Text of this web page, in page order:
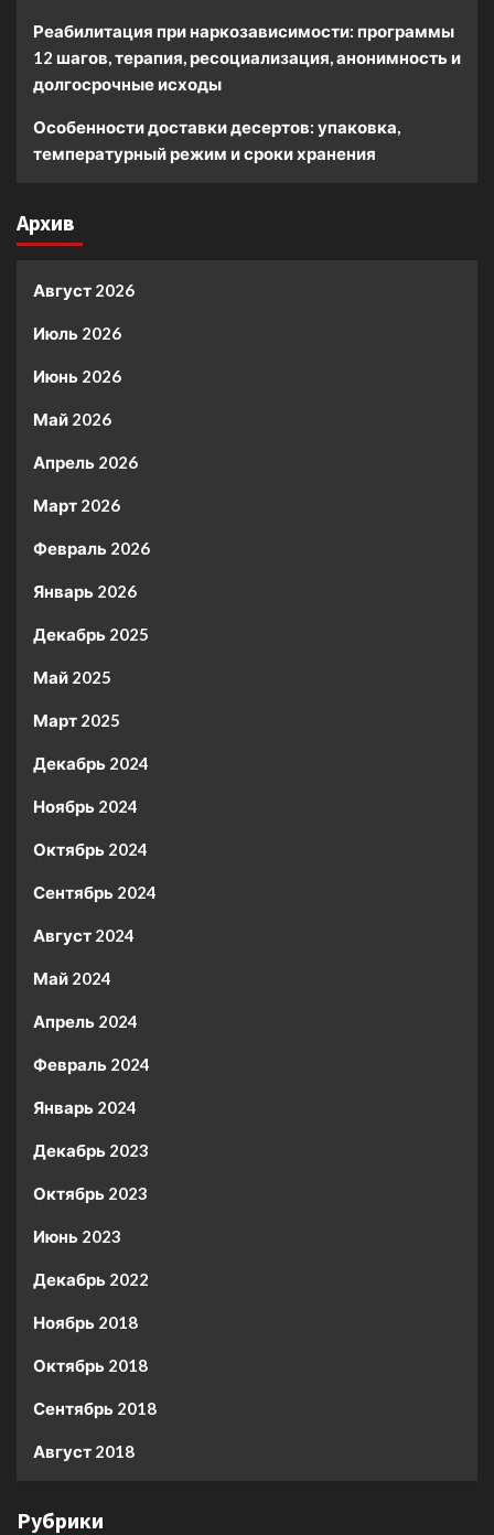
Реабилитация при наркозависимости: программы
12 шагов, терапия, ресоциализация, анонимность и
долгосрочные исходы
Особенности доставки десертов: упаковка,
температурный режим и сроки хранения
Архив
Август 2026
Июль 2026
Июнь 2026
Май 2026
Апрель 2026
Март 2026
Февраль 2026
Январь 2026
Декабрь 2025
Май 2025
Март 2025
Декабрь 2024
Ноябрь 2024
Октябрь 2024
Сентябрь 2024
Август 2024
Май 2024
Апрель 2024
Февраль 2024
Январь 2024
Декабрь 2023
Октябрь 2023
Июнь 2023
Декабрь 2022
Ноябрь 2018
Октябрь 2018
Сентябрь 2018
Август 2018
Рубрики